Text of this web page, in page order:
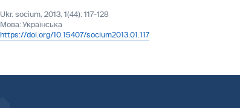
Ukr. socìum, 2013, 1(44): 117-128
Мова:Українська
https://doi.org/10.15407/socium2013.01.117